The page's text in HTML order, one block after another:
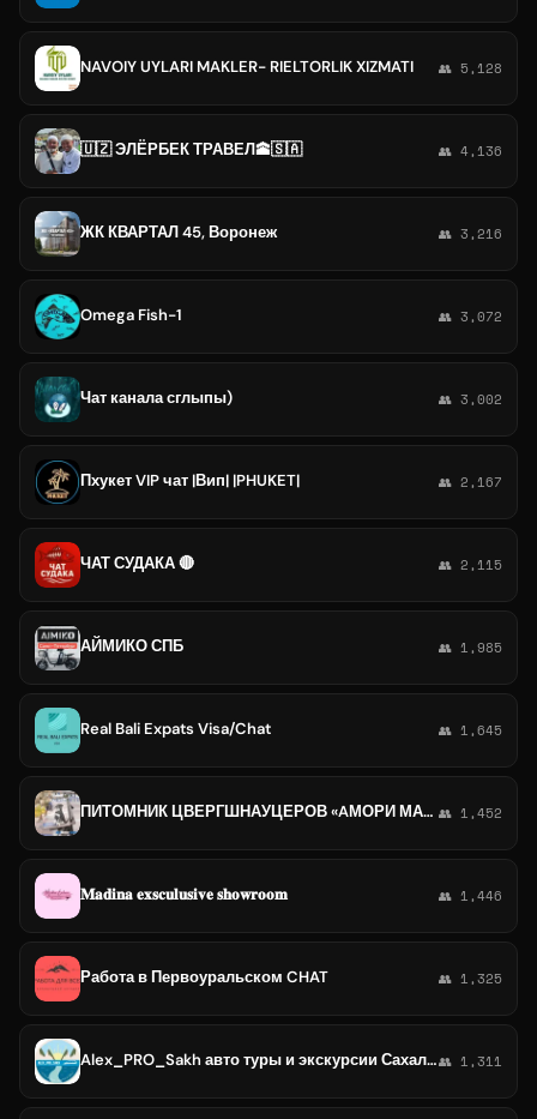
NAVOIY UYLARI MAKLER- RIELTORLIK XIZMATI 👥 5,128
🇺🇿 ЭЛЁРБЕК ТРАВЕЛ🕋🇸🇦 👥 4,136
ЖК КВАРТАЛ 45, Воронеж 👥 3,216
Omega Fish-1 👥 3,072
Чат канала сглыпы) 👥 3,002
Пхукет VIP чат |Вип| |PHUKET| 👥 2,167
ЧАТ СУДАКА 🔴 👥 2,115
АЙМИКО СПБ 👥 1,985
Real Bali Expats Visa/Chat 👥 1,645
ПИТОМНИК ЦВЕРГШНАУЦЕРОВ «AМОРИ МАРТИ» 👥 1,452
𝐌𝐚𝐝𝐢𝐧𝐚 𝐞𝐱𝐬𝐜𝐮𝐥𝐮𝐬𝐢𝐯𝐞 𝐬𝐡𝐨𝐰𝐫𝐨𝐨𝐦 👥 1,446
Работа в Первоуральском CHAT 👥 1,325
Alex_PRO_Sakh авто туры и экскурсии Сахалин👥 1,311